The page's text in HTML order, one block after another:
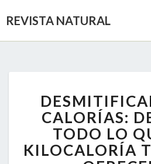
REVISTA NATURAL
LAS
LO
CALORÍAS:
TODO LO
KILOCALORÍA